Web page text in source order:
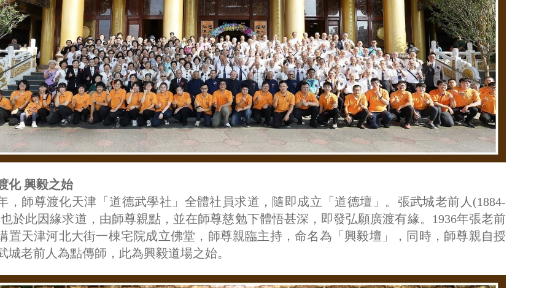
化 興毅之始
，師尊渡化天津「道德武學社」全體社員求道，隨即成立「道德壇」。張武城老前人(1884-
也於此因緣求道，由師尊親點，並在師尊慈勉下體悟甚深，即發弘願廣渡有緣。1936年張老前
置天津河北大街一棟宅院成立佛堂，師尊親臨主持，命名為「興毅壇」，同時，師尊親自授
城老前人為點傳師，此為興毅道場之始。